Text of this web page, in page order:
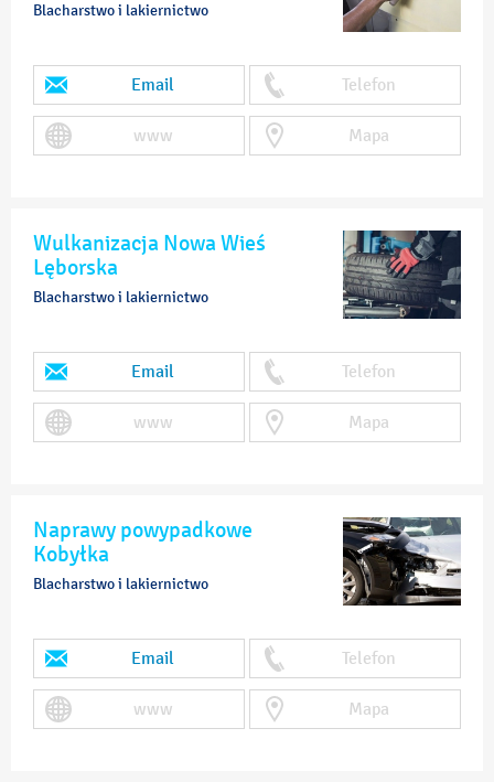
Blacharstwo i lakiernictwo
Email Telefon
www Mapa
Wulkanizacja Nowa Wieś
Lęborska
Blacharstwo i lakiernictwo
Email Telefon
www Mapa
Naprawy powypadkowe
Kobyłka
Blacharstwo i lakiernictwo
Email Telefon
www Mapa